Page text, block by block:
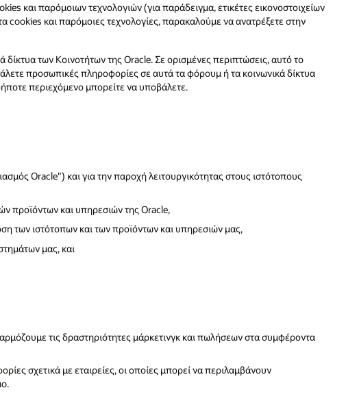
και παρόμοιων τεχνολογιών (για παράδειγμα, ετικέτες εικονοστοιχείων
cookies και παρόμοιες τεχνολογίες, παρακαλούμε να ανατρέξετε στην
των Κοινοτήτων της Oracle. Σε ορισμένες περιπτώσεις, αυτό το
προσωπικές πληροφορίες σε αυτά τα φόρουμ ή τα κοινωνικά δίκτυα
περιεχόμενο μπορείτε να υποβάλετε.
Oracle") και για την παροχή λειτουργικότητας στους ιστότοπους
προϊόντων και υπηρεσιών της Oracle,
των ιστότοπων και των προϊόντων και υπηρεσιών μας,
μας, και
τις δραστηριότητες μάρκετινγκ και πωλήσεων στα συμφέροντα
σχετικά με εταιρείες, οι οποίες μπορεί να περιλαμβάνουν